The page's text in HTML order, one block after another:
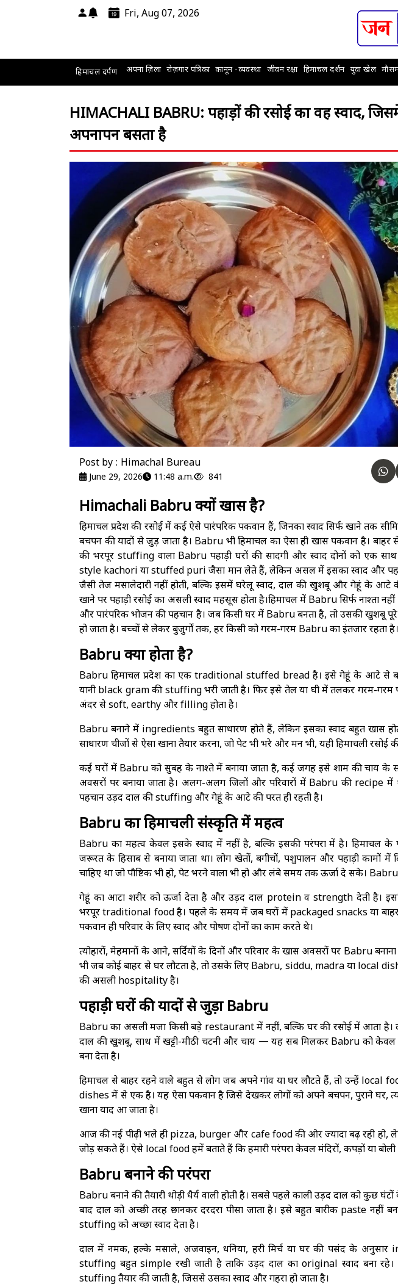
Fri, Aug 07, 2026
हिमाचल दर्पण अपना ज़िला रोज़गार पत्रिका कानून -व्यवस्था जीवन रक्षा हिमाचल दर्शन युवा खेल
HIMACHALI BABRU: पहाड़ों की रसोई का वह स्वाद,
अपनापन बसता है
Post by : Himachal Bureau
June 29, 2026 11:48 a.m. 841
Himachali Babru क्यों खास है?
हिमाचल प्रदेश की रसोई में कई ऐसे पारंपरिक पकवान हैं, जिनका स्वाद सिर्फ खाने तक
बचपन की यादों से जुड़ जाता है। Babru भी हिमाचल का ऐसा ही खास पकवान है।
की भरपूर stuffing वाला Babru पहाड़ी घरों की सादगी और स्वाद दोनों को एक
style kachori या stuffed puri जैसा मान लेते हैं, लेकिन असल में इसका स्वाद और
जैसी तेज मसालेदारी नहीं होती, बल्कि इसमें घरेलू स्वाद, दाल की खुशबू और गेहूं के आटे
खाने पर पहाड़ी रसोई का असली स्वाद महसूस होता है।हिमाचल में Babru सिर्फ नाश्ता नहीं
और पारंपरिक भोजन की पहचान है। जब किसी घर में Babru बनता है, तो उसकी खुशबू
हो जाता है। बच्चों से लेकर बुजुर्गों तक, हर किसी को गरम-गरम Babru का इंतजार रहता है।
Babru क्या होता है?
Babru हिमाचल प्रदेश का एक traditional stuffed bread है। इसे गेहूं के आटे से
यानी black gram की stuffing भरी जाती है। फिर इसे तेल या घी में तलकर गरम-गरम
अंदर से soft, earthy और filling होता है।
Babru बनाने में ingredients बहुत साधारण होते हैं, लेकिन इसका स्वाद बहुत खास
साधारण चीजों से ऐसा खाना तैयार करना, जो पेट भी भरे और मन भी, यही हिमाचली रसोई
कई घरों में Babru को सुबह के नाश्ते में बनाया जाता है, कई जगह इसे शाम की चाय के
अवसरों पर बनाया जाता है। अलग-अलग जिलों और परिवारों में Babru की recipe
पहचान उड़द दाल की stuffing और गेहूं के आटे की परत ही रहती है।
Babru का हिमाचली संस्कृति में महत्व
Babru का महत्व केवल इसके स्वाद में नहीं है, बल्कि इसकी परंपरा में है। हिमाचल
जरूरत के हिसाब से बनाया जाता था। लोग खेतों, बगीचों, पशुपालन और पहाड़ी कामों
चाहिए था जो पौष्टिक भी हो, पेट भरने वाला भी हो और लंबे समय तक ऊर्जा दे सके।
गेहूं का आटा शरीर को ऊर्जा देता है और उड़द दाल protein व strength देती है।
भरपूर traditional food है। पहले के समय में जब घरों में packaged snacks या
पकवान ही परिवार के लिए स्वाद और पोषण दोनों का काम करते थे।
त्योहारों, मेहमानों के आने, सर्दियों के दिनों और परिवार के खास अवसरों पर Babru
भी जब कोई बाहर से घर लौटता है, तो उसके लिए Babru, siddu, madra या local
की असली hospitality है।
पहाड़ी घरों की यादों से जुड़ा Babru
Babru का असली मजा किसी बड़े restaurant में नहीं, बल्कि घर की रसोई में आता है।
दाल की खुशबू, साथ में खट्टी-मीठी चटनी और चाय — यह सब मिलकर Babru को
बना देता है।
हिमाचल से बाहर रहने वाले बहुत से लोग जब अपने गांव या घर लौटते हैं, तो उन्हें local
dishes में से एक है। यह ऐसा पकवान है जिसे देखकर लोगों को अपने बचपन, पुराने घर,
खाना याद आ जाता है।
आज की नई पीढ़ी भले ही pizza, burger और cafe food की ओर ज्यादा बढ़ रही
जोड़ सकते हैं। ऐसे local food हमें बताते हैं कि हमारी परंपरा केवल मंदिरों, कपड़ों या बोली
Babru बनाने की परंपरा
Babru बनाने की तैयारी थोड़ी धैर्य वाली होती है। सबसे पहले काली उड़द दाल को कुछ घंटों
बाद दाल को अच्छी तरह छानकर दरदरा पीसा जाता है। इसे बहुत बारीक paste नहीं
stuffing को अच्छा स्वाद देता है।
दाल में नमक, हल्के मसाले, अजवाइन, धनिया, हरी मिर्च या घर की पसंद के
stuffing बहुत simple रखी जाती है ताकि उड़द दाल का original स्वाद बना रहे।
stuffing तैयार की जाती है, जिससे उसका स्वाद और गहरा हो जाता है।